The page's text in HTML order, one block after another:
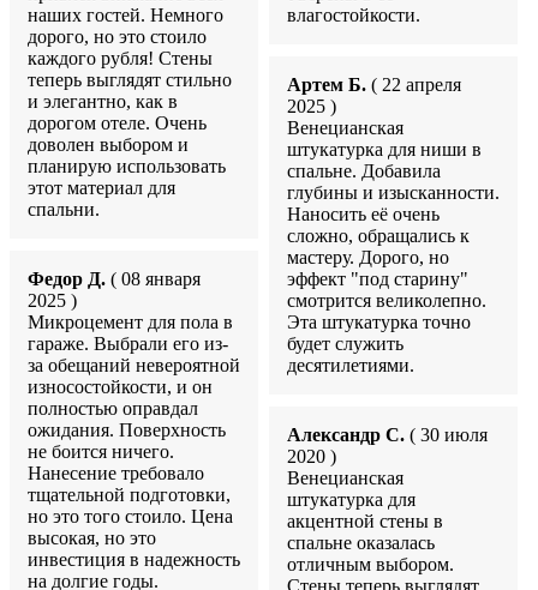
наших гостей. Немного
дорого, но это стоило
каждого рубля! Стены
теперь выглядят стильно
и элегантно, как в
дорогом отеле. Очень
доволен выбором и
планирую использовать
этот материал для
спальни.
Федор Д. ( 08 января
2025 )
Микроцемент для пола в
гараже. Выбрали его из-
за обещаний невероятной
износостойкости, и он
полностью оправдал
ожидания. Поверхность
не боится ничего.
Нанесение требовало
тщательной подготовки,
но это того стоило. Цена
высокая, но это
инвестиция в надежность
на долгие годы.
влагостойкости.
Артем Б. ( 22 апреля
2025 )
Венецианская
штукатурка для ниши в
спальне. Добавила
глубины и изысканности.
Наносить её очень
сложно, обращались к
мастеру. Дорого, но
эффект "под старину"
смотрится великолепно.
Эта штукатурка точно
будет служить
десятилетиями.
Александр С. ( 30 июля
2020 )
Венецианская
штукатурка для
акцентной стены в
спальне оказалась
отличным выбором.
Стены теперь выглядят,